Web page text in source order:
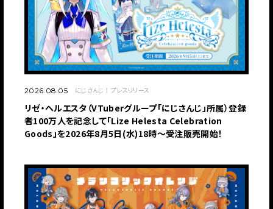
2026.08.05 にじさんじ プレスリリース
リゼ・ヘルエスタ（VTuberグループ「にじさんじ」所属）登録
者100万人を記念して「Lize Helesta Celebration
Goods」を2026年8月5日(水)18時～受注販売開始！